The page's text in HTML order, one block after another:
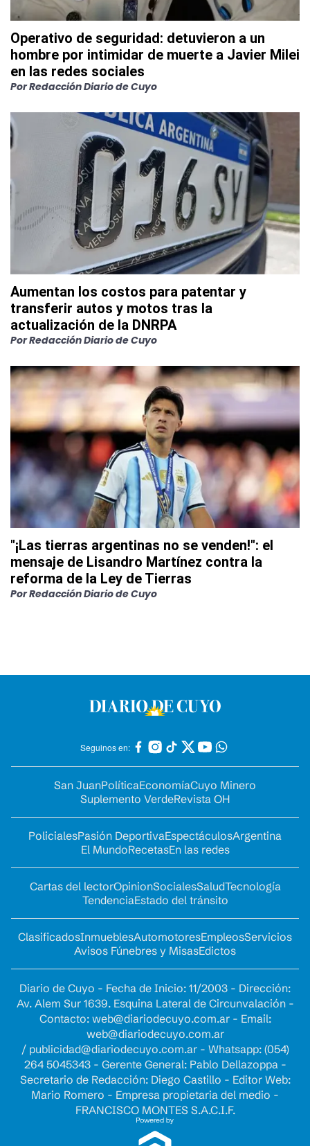
Operativo de seguridad: detuvieron a un
hombre por intimidar de muerte a Javier Milei
en las redes sociales
PorRedacción Diario de Cuyo
Aumentan los costos para patentar y
transferir autos y motos tras la
actualización de la DNRPA
PorRedacción Diario de Cuyo
"¡Las tierras argentinas no se venden!": el
mensaje de Lisandro Martínez contra la
reforma de la Ley de Tierras
PorRedacción Diario de Cuyo
Seguinos en:
San JuanPolíticaEconomíaCuyo Minero
Suplemento VerdeRevista OH
PolicialesPasión DeportivaEspectáculosArgentina
El MundoRecetasEn las redes
Cartas del lectorOpinionSocialesSaludTecnología
TendenciaEstado del tránsito
ClasificadosInmueblesAutomotoresEmpleosServicios
Avisos Fúnebres y MisasEdictos
Diario de Cuyo - Fecha de Inicio: 11/2003 - Dirección:
Av. Alem Sur 1639. Esquina Lateral de Circunvalación -
Contacto: web@diariodecuyo.com.ar- Email:
web@diariodecuyo.com.ar
/ publicidad@diariodecuyo.com.ar- Whatsapp: (054)
264 5045343 - Gerente General: Pablo Dellazoppa -
Secretario de Redacción: Diego Castillo - Editor Web:
Mario Romero - Empresa propietaria del medio -
FRANCISCO MONTES S.A.C.I.F.